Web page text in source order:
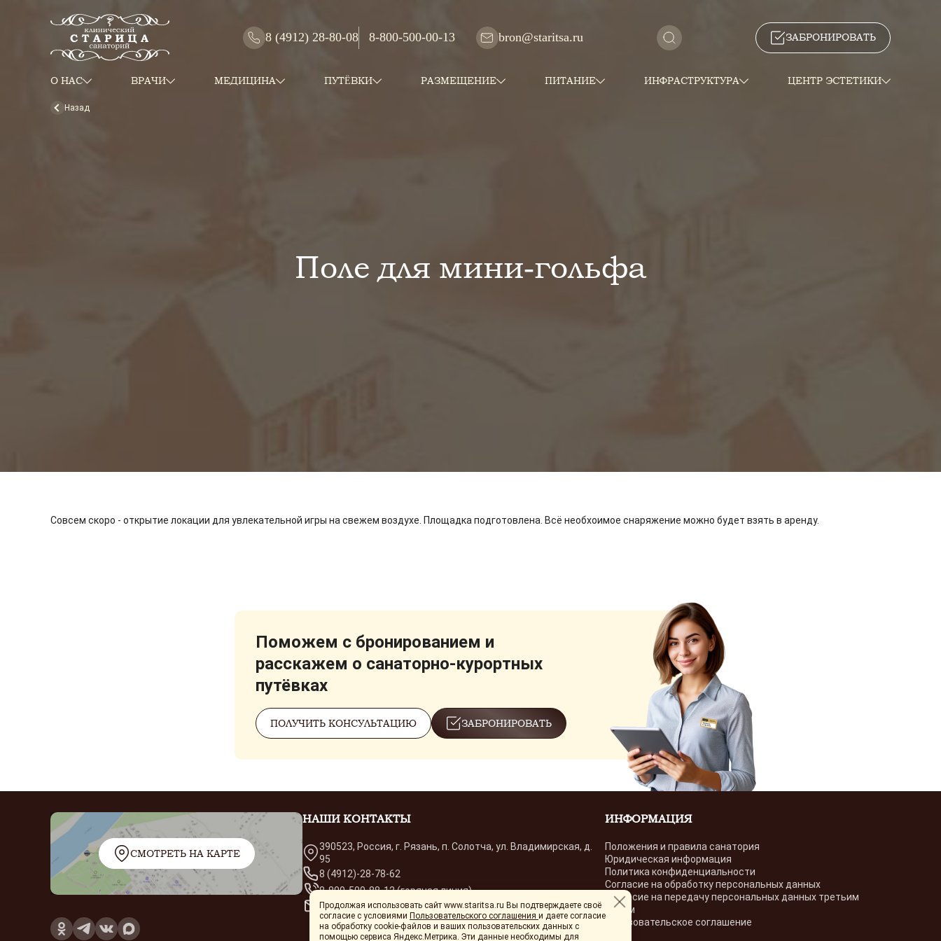
8 (4912) 28-80-08 8-800-500-00-13 bron@staritsa.ru ЗАБРОНИРОВАТЬ
О НАС ВРАЧИ МЕДИЦИНА ПУТЁВКИ РАЗМЕЩЕНИЕ ПИТАНИЕ ИНФРАСТРУКТУРА ЦЕНТР ЭСТЕТИКИ
Назад
Поле для мини-гольфа
Совсем скоро - открытие локации для увлекательной игры на свежем воздухе. Площадка подготовлена. Всё необхоимое снаряжение можно будет взять в аренду.
Поможем с бронированием и
расскажем о санаторно-курортных
путёвках
ПОЛУЧИТЬ КОНСУЛЬТАЦИЮ ЗАБРОНИРОВАТЬ
СМОТРЕТЬ НА КАРТЕ
НАШИ КОНТАКТЫ
390523, Россия, г. Рязань, п. Солотча, ул. Владимирская, д.
95
8 (4912)-28-78-62
8-800-500-88-12 (горячая линия)
sekretar@staritsa.ru
ИНФОРМАЦИЯ
Положения и правила санатория
Юридическая информация
Политика конфиденциальности
Согласие на обработку персональных данных
Согласие на передачу персональных данных третьим
лицам
Пользовательское соглашение
Продолжая использовать сайт www.staritsa.ru Вы подтверждаете своё
согласие с условиями Пользовательского соглашения и даете согласие
на обработку cookie-файлов и ваших пользовательских данных с
помощью сервиса Яндекс.Метрика. Эти данные необходимы для